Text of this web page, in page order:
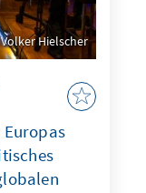
Hielscher
Europas